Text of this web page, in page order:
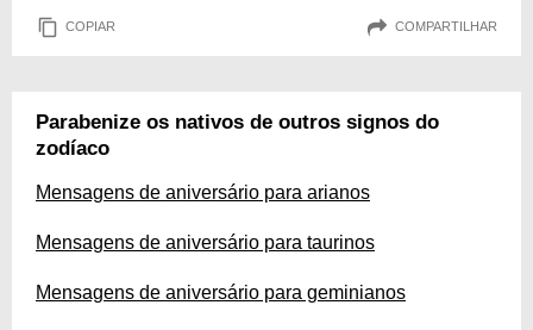
COPIAR COMPARTILHAR
Parabenize os nativos de outros signos do
zodíaco
Mensagens de aniversário para arianos
Mensagens de aniversário para taurinos
Mensagens de aniversário para geminianos